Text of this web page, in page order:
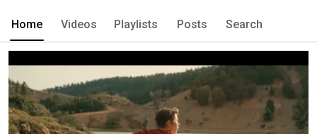
Home Videos Playlists Posts Search